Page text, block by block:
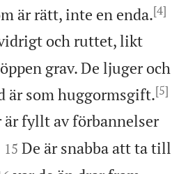
är rätt, inte en enda.[4]
och ruttet, likt
grav. De ljuger och
är som huggormsgift.[5]
är fyllt av förbannelser


15 De är snabba att ta till